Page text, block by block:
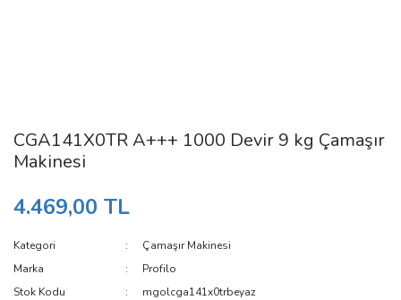
CGA141X0TR A+++ 1000 Devir 9 kg Çamaşır
Makinesi
4.469,00 TL
Kategori
Çamaşır Makinesi
Marka
Profilo
Stok Kodu
mgolcga141x0trbeyaz